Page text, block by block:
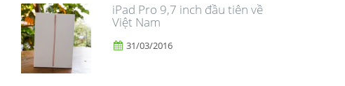
iPad Pro 9,7 inch đầu tiên về
Việt Nam
31/03/2016